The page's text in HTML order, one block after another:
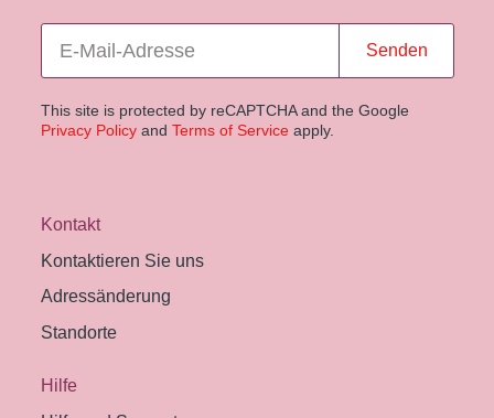
Senden
This site is protected by reCAPTCHA and the Google
Privacy Policyand Terms of Service apply.
Kontakt
Kontaktieren Sie uns
Adressänderung
Standorte
Hilfe